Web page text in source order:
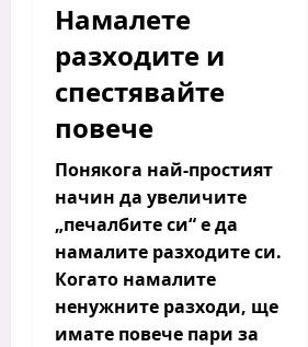
Намалете
разходите и
спестявайте
повече
Понякога най-простият
начин да увеличите
„печалбите си“ е да
намалите разходите си.
Когато намалите
ненужните разходи, ще
имате повече пари за